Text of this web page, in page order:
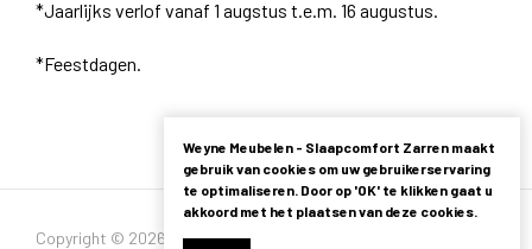
*Jaarlijks verlof vanaf 1 augstus t.e.m. 16 augustus.
*Feestdagen.
Copyright © 2026 - Alle rechten voorbehouden -
Weyne Meubelen - Slaapcomfort Zarren maakt
gebruik van cookies om uw gebruikerservaring
te optimaliseren. Door op 'OK' te klikken gaat u
akkoord met het plaatsen van deze cookies.